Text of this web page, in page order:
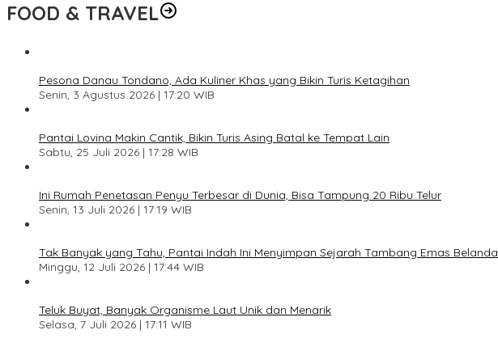
FOOD & TRAVEL
Pesona Danau Tondano, Ada Kuliner Khas yang Bikin Turis Ketagihan
Senin, 3 Agustus 2026 | 17:20 WIB
Pantai Lovina Makin Cantik, Bikin Turis Asing Batal ke Tempat Lain
Sabtu, 25 Juli 2026 | 17:28 WIB
Ini Rumah Penetasan Penyu Terbesar di Dunia, Bisa Tampung 20 Ribu Telur
Senin, 13 Juli 2026 | 17:19 WIB
Tak Banyak yang Tahu, Pantai Indah Ini Menyimpan Sejarah Tambang Emas Belanda
Minggu, 12 Juli 2026 | 17:44 WIB
Teluk Buyat, Banyak Organisme Laut Unik dan Menarik
Selasa, 7 Juli 2026 | 17:11 WIB